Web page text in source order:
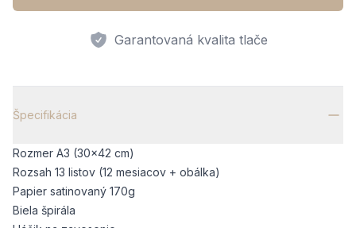
Garantovaná kvalita tlače
Špecifikácia
Rozmer A3 (30x42 cm)
Rozsah 13 listov (12 mesiacov + obálka)
Papier satinovaný 170g
Biela špirála